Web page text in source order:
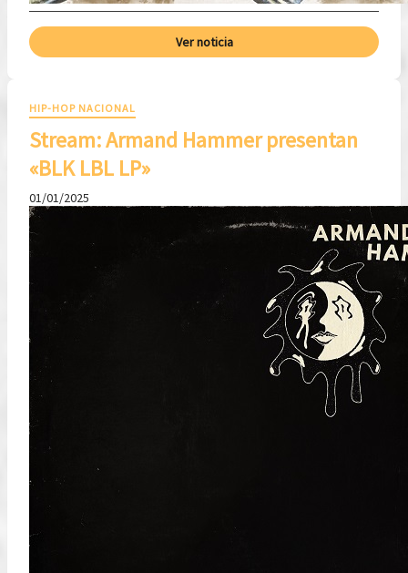
Ver noticia
HIP-HOP NACIONAL
Stream: Armand Hammer presentan
«BLK LBL LP»
01/01/2025